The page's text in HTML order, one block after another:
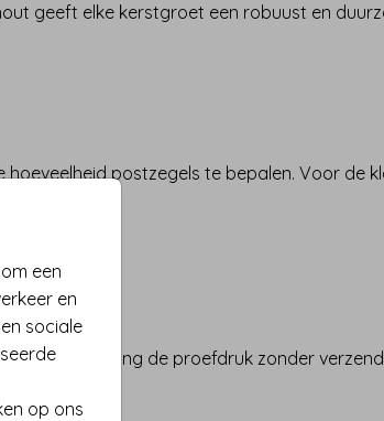
een
en
sociale
op ons
geeft elke kerstgroet een robuust en
postzegels te bepalen. Voor de
en ontvang de proefdruk zonder